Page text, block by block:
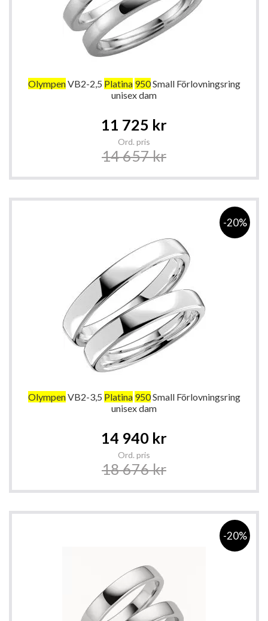
OlympenVB2-2,5 Platina 950Small Förlovningsring
unisex dam
11 725 kr
Ord. pris
14 657 kr
-20%
OlympenVB2-3,5 Platina 950Small Förlovningsring
unisex dam
14 940 kr
Ord. pris
18 676 kr
-20%